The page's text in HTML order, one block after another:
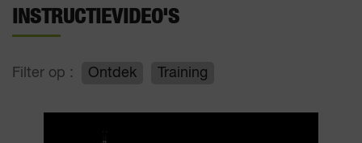
INSTRUCTIEVIDEO'S
Filter op : Ontdek Training